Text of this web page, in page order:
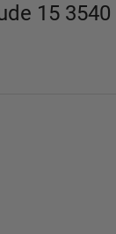
15 3540